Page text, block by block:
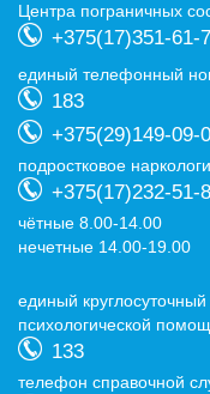
Центра пограничных
+375(17)351-61-
eдиный телефонный
183
+375(29)149-09-
подростковое
+375(17)232-51-
чётные 8.00-14.00
нечетные 14.00-19.00
eдиный
психологической
133
телефон справочной